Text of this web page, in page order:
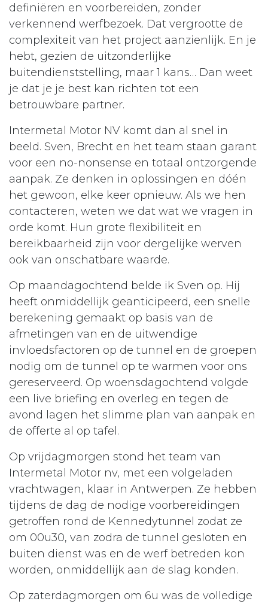
definiëren en voorbereiden, zonder
verkennend werfbezoek. Dat vergrootte de
complexiteit van het project aanzienlijk. En je
hebt, gezien de uitzonderlijke
buitendienststelling, maar 1 kans… Dan weet
je dat je je best kan richten tot een
betrouwbare partner.
Intermetal Motor NV komt dan al snel in
beeld. Sven, Brecht en het team staan garant
voor een no-nonsense en totaal ontzorgende
aanpak. Ze denken in oplossingen en dóén
het gewoon, elke keer opnieuw. Als we hen
contacteren, weten we dat wat we vragen in
orde komt. Hun grote flexibiliteit en
bereikbaarheid zijn voor dergelijke werven
ook van onschatbare waarde.
Op maandagochtend belde ik Sven op. Hij
heeft onmiddellijk geanticipeerd, een snelle
berekening gemaakt op basis van de
afmetingen van en de uitwendige
invloedsfactoren op de tunnel en de groepen
nodig om de tunnel op te warmen voor ons
gereserveerd. Op woensdagochtend volgde
een live briefing en overleg en tegen de
avond lagen het slimme plan van aanpak en
de offerte al op tafel.
Op vrijdagmorgen stond het team van
Intermetal Motor nv, met een volgeladen
vrachtwagen, klaar in Antwerpen. Ze hebben
tijdens de dag de nodige voorbereidingen
getroffen rond de Kennedytunnel zodat ze
om 00u30, van zodra de tunnel gesloten en
buiten dienst was en de werf betreden kon
worden, onmiddellijk aan de slag konden.
Op zaterdagmorgen om 6u was de volledige